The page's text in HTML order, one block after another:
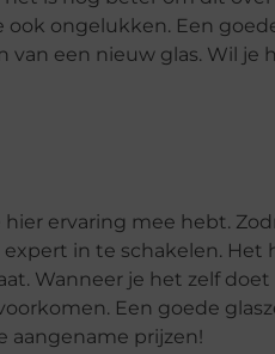
ook ongelukken. Een
een nieuw glas. Wil je
ervaring mee hebt.
in te schakelen. Het
Wanneer je het zelf
Een goede
aangename prijzen!